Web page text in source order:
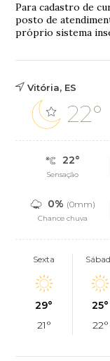
Para cadastro de
posto de
próprio sistema
Vitória, ES
22°
22°
Sensação
0% (0mm)
Chance chuva
Sexta
29°
21°
25°
22°